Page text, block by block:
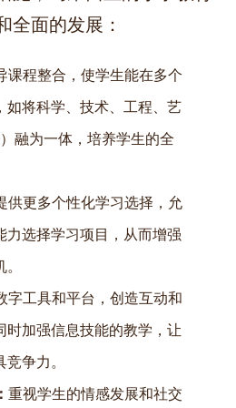
全面的发展：
课程整合，使学生能在多个
如将科学、技术、工程、艺
融为一体，培养学生的全
供更多个性化学习选择，允
力选择学习项目，从而增强
字工具和平台，创造互动和
时加强信息技能的教学，让
争力。
重视学生的情感发展和社交